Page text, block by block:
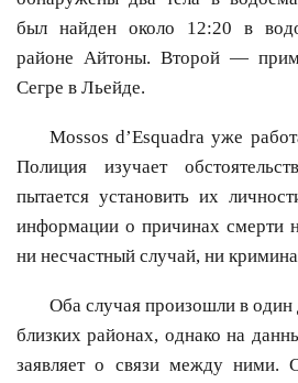
был найден около 12:20 в
районе Айтоны. Второй —
Сегре в Льейде.
Mossos d’Esquadra уже
Полиция изучает
пытается установить их
информации о причинах смерти
ни несчастный случай, ни
Оба случая произошли в один
близких районах, однако на
заявляет о связи между ними.